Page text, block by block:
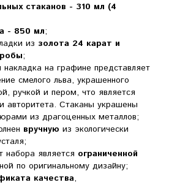
стаканов - 310 мл (4
- 850 мл;
из золота 24 карат и
;
накладка на графине представляет
смелого льва, украшенного
ручкой и пером, что является
авторитета. Стаканы украшены
из драгоценных металлов;
вручную из экологически
является ограниченной
по оригинальному дизайну;
качества,